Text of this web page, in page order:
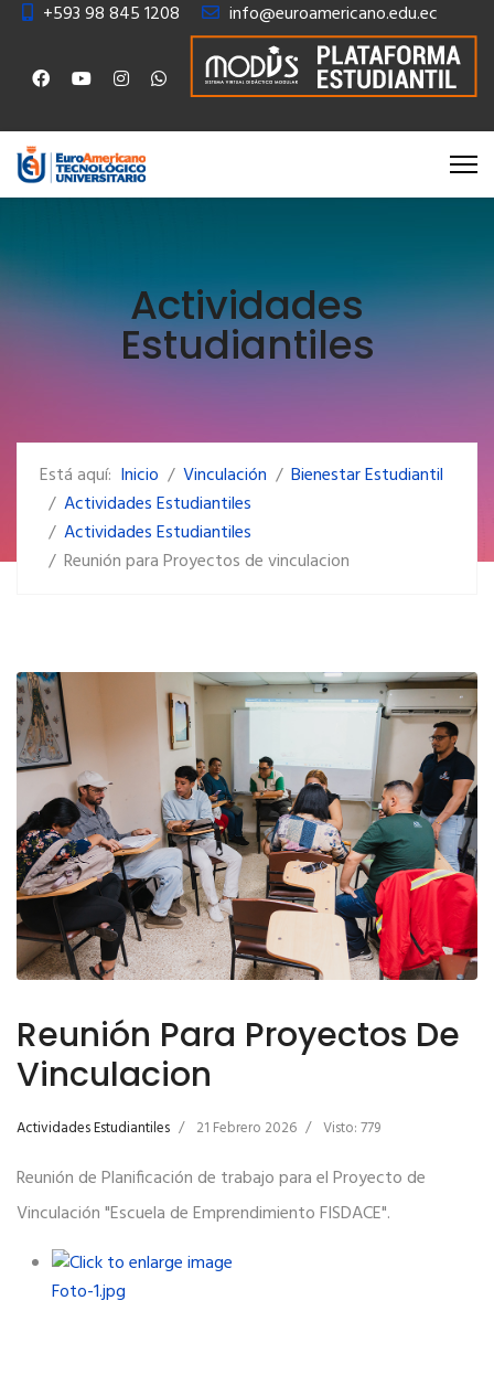
+593 98 845 1208 info@euroamericano.edu.ec
Actividades
Estudiantiles
Está aquí: Inicio Vinculación
Bienestar Estudiantil
Actividades Estudiantiles
Actividades Estudiantiles
Reunión para Proyectos de vinculacion
Reunión Para Proyectos De
Vinculacion
Actividades Estudiantiles 21 Febrero 2026 Visto: 779
Reunión de Planificación de trabajo para el Proyecto de
Vinculación "Escuela de Emprendimiento FISDACE".